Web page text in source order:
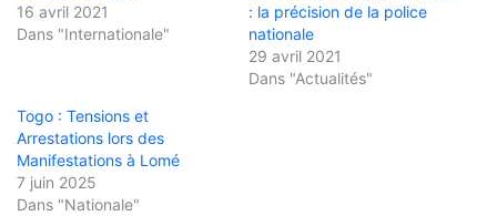
16 avril 2021
Dans "Internationale"
: la précision de la police
nationale
29 avril 2021
Dans "Actualités"
Togo : Tensions et
Arrestations lors des
Manifestations à Lomé
7 juin 2025
Dans "Nationale"